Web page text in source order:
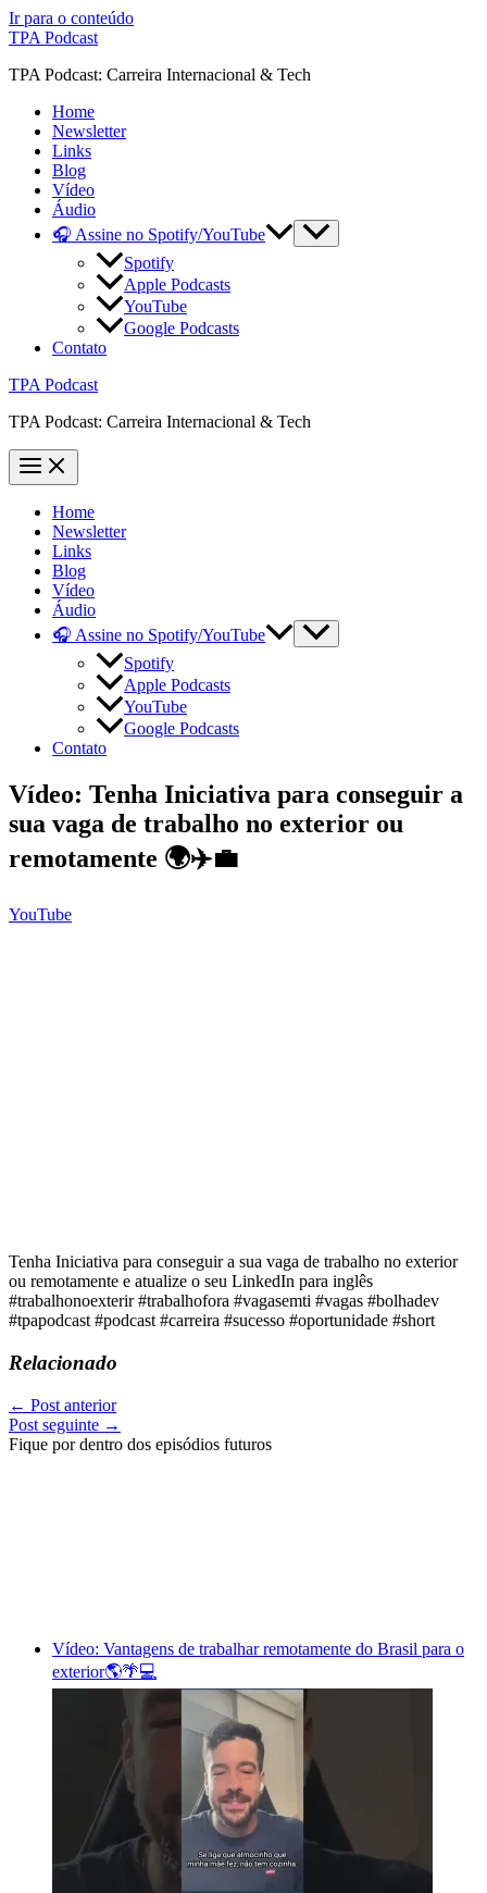
Ir para o conteúdo
TPA Podcast
TPA Podcast: Carreira Internacional & Tech
Home
Newsletter
Links
Blog
Vídeo
Áudio
🎧 Assine no Spotify/YouTube
Spotify
Apple Podcasts
YouTube
Google Podcasts
Contato
TPA Podcast
TPA Podcast: Carreira Internacional & Tech
Home
Newsletter
Links
Blog
Vídeo
Áudio
🎧 Assine no Spotify/YouTube
Spotify
Apple Podcasts
YouTube
Google Podcasts
Contato
Vídeo: Tenha Iniciativa para conseguir a
sua vaga de trabalho no exterior ou
remotamente 🌍✈️💼
YouTube
Tenha Iniciativa para conseguir a sua vaga de trabalho no exterior
ou remotamente e atualize o seu LinkedIn para inglês
#trabalhonoexterir #trabalhofora #vagasemti #vagas #bolhadev
#tpapodcast #podcast #carreira #sucesso #oportunidade #short
Relacionado
← Post anterior
Post seguinte →
Fique por dentro dos episódios futuros
Vídeo: Vantagens de trabalhar remotamente do Brasil para o
exterior🌎🌴💻